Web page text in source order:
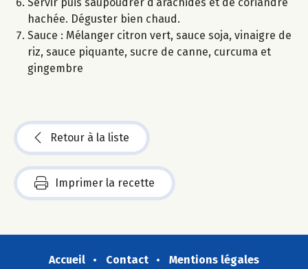
hachée. Déguster bien chaud.
Sauce : Mélanger citron vert, sauce soja, vinaigre de
riz, sauce piquante, sucre de canne, curcuma et
gingembre
Retour à la liste
Imprimer la recette
Accueil Contact
Mentions légales